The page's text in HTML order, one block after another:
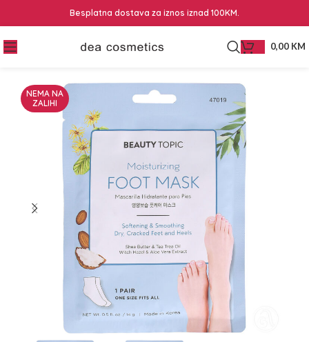
Besplatna dostava za iznos iznad 100KM.
0,00 KM
NEMA NA
ZALIHI